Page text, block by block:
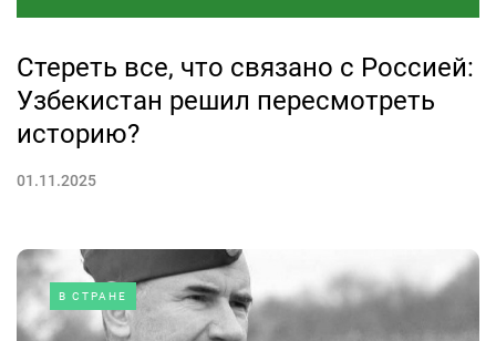
Стереть все, что связано с Россией:
Узбекистан решил пересмотреть
историю?
01.11.2025
В СТРАНЕ